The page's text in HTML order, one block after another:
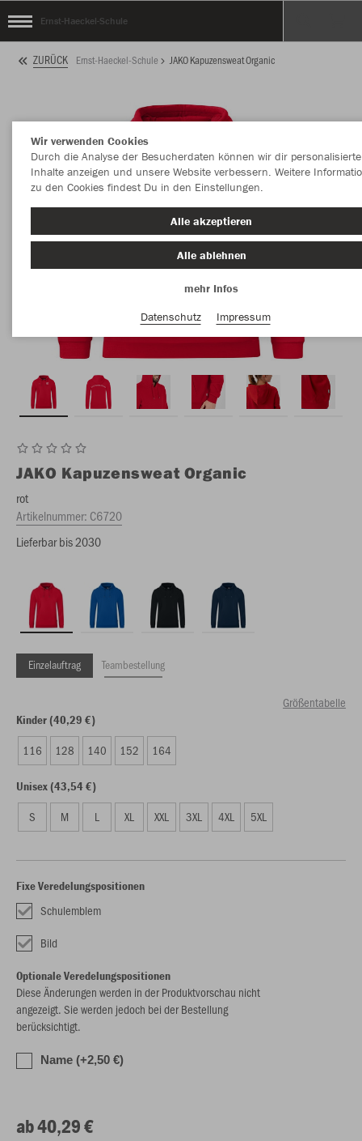
Ernst-Haeckel-Schule
ZURÜCK Ernst-Haeckel-Schule JAKO Kapuzensweat Organic
JAKO Kapuzensweat Organic
rot
Artikelnummer: C6720
Lieferbar bis 2030
Einzelauftrag Teambestellung
Größentabelle
Kinder (40,29 €)
116 128 140 152 164
Unisex (43,54 €)
S M L XL XXL 3XL 4XL 5XL
Fixe Veredelungspositionen
Schulemblem
Bild
Optionale Veredelungspositionen
Diese Änderungen werden in der Produktvorschau nicht
angezeigt. Sie werden jedoch bei der Bestellung
berücksichtigt.
Name (+2,50 €)
ab 40,29 €
Wir verwenden Cookies
Durch die Analyse der Besucherdaten können wir dir personalisierte
Inhalte anzeigen und unsere Website verbessern. Weitere
zu den Cookies findest Du in den Einstellungen.
Alle akzeptieren
Alle ablehnen
mehr Infos
Datenschutz
Impressum